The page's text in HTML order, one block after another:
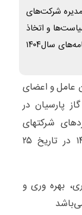
شرکت‌های
و اتخاذ
راهبردهای شرکتهای زیرمجموعه با محوریت برنامه‌های سال۱۴۰۴
و اعضای
پارسیان در
شرکتهای
زیرمجموعه با محوریت برنامه‌های سال۱۴۰۴ در تاریخ ۲۵
بهره وری و